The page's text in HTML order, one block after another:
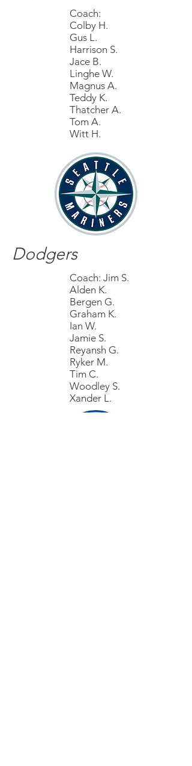
Coach:
Colby H.
Gus L.
Harrison S.
Jace B.
Linghe W.
Magnus A.
Teddy K.
Thatcher A.
Tom A.
Witt H.
Dodgers
Coach: Jim S.
Alden K.
Bergen G.
Graham K.
Ian W.
Jamie S.
Reyansh G.
Ryker M.
Tim C.
Woodley S.
Xander L.